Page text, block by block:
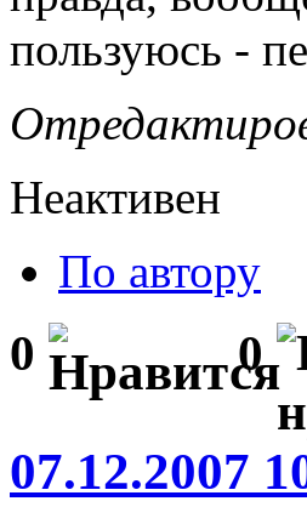
пользуюсь -
Неактивен
По автору
0 0
07.12.2007